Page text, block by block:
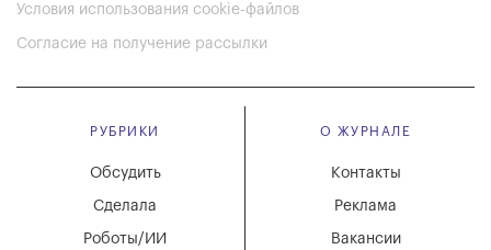
Условия использования cookie-файлов
Согласие на получение рассылки
РУБРИКИ
Обсудить
Сделала
Роботы/ИИ
О ЖУРНАЛЕ
Вакансии
Реклама
Контакты